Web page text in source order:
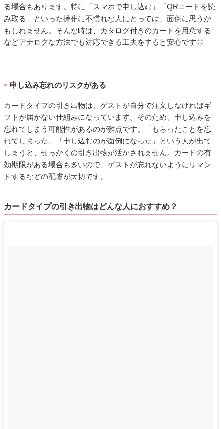
る場合もあります。特に「スマホで申し込む」「QRコードを読
み取る」といった操作に不慣れな人にとっては、面倒に思うか
もしれません。そんな時は、カタログ付きのカードを用意する
などアナログな方法でも対応できる工夫をすると安心です◎
■ 申し込み忘れのリスクがある
カードタイプの引き出物は、ゲストが自分で注文しなければギ
フトが届かない仕組みになっています。そのため、申し込みを
忘れてしまう可能性があるのが難点です。「もらったことを忘
れてしまった」「申し込むのが面倒になった」という人が出て
しまうと、せっかくの引き出物が活かされません。カードの有
効期限がある場合も多いので、ゲストが忘れないようにリマン
ドするなどの配慮が大切です。
カードタイプの引き出物はどんな人におすすめ？